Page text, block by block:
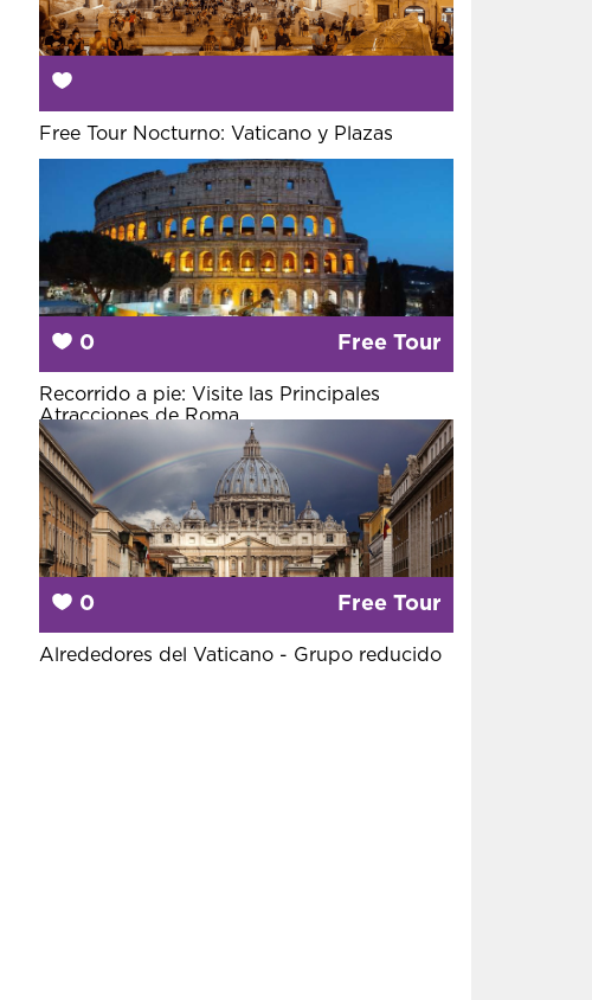
Free Tour Nocturno: Vaticano y Plazas
0 Free Tour
Recorrido a pie: Visite las Principales
Atracciones de Roma
0 Free Tour
Alrededores del Vaticano - Grupo reducido